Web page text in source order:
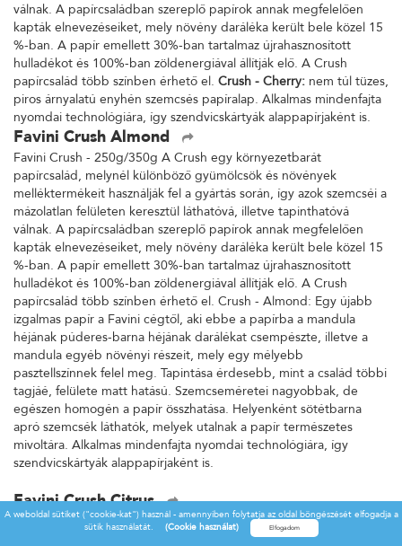
válnak. A papírcsaládban szereplő papírok annak megfelelően
kapták elnevezéseiket, mely növény daráléka került bele közel 15
%-ban. A papír emellett 30%-ban tartalmaz újrahasznosított
hulladékot és 100%-ban zöldenergiával állítják elő. A Crush
papírcsalád több színben érhető el. Crush - Cherry: nem túl tüzes,
piros árnyalatú enyhén szemcsés papíralap. Alkalmas mindenfajta
nyomdai technológiára, így szendvicskártyák alappapírjaként is.
Favini Crush Almond
Favini Crush - 250g/350g A Crush egy környezetbarát
papírcsalád, melynél különböző gyümölcsök és növények
melléktermékeit használják fel a gyártás során, így azok szemcséi a
mázolatlan felületen keresztül láthatóvá, illetve tapinthatóvá
válnak. A papírcsaládban szereplő papírok annak megfelelően
kapták elnevezéseiket, mely növény daráléka került bele közel 15
%-ban. A papír emellett 30%-ban tartalmaz újrahasznosított
hulladékot és 100%-ban zöldenergiával állítják elő. A Crush
papírcsalád több színben érhető el. Crush - Almond: Egy újabb
izgalmas papír a Favini cégtől, aki ebbe a papírba a mandula
héjának púderes-barna héjának darálékat csempészte, illetve a
mandula egyéb növényi részeit, mely egy mélyebb
pasztellszínnek felel meg. Tapintása érdesebb, mint a család többi
tagjáé, felülete matt hatású. Szemcseméretei nagyobbak, de
egészen homogén a papír összhatása. Helyenként sötétbarna
apró szemcsék láthatók, melyek utalnak a papír természetes
mivoltára. Alkalmas mindenfajta nyomdai technológiára, így
szendvicskártyák alappapírjaként is.
Favini Crush Citrus
Favini Crush - 250g/350g A Crush egy környezetbarát
papírcsalád, melynél különböző gyümölcsök és növények
A weboldal sütiket ("cookie-kat") használ - amennyiben folytatja az oldal böngészését elfogadja a
sütik használatát.
(Cookie használat)